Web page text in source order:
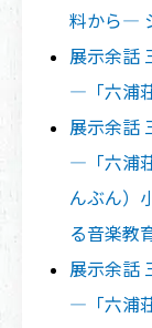
料から―
展示余話
―「六浦
展示余話
―「六浦
んぶん）
る音楽教
展示余話
―「六浦